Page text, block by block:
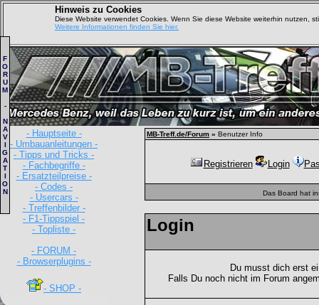
Hinweis zu Cookies
Diese Website verwendet Cookies. Wenn Sie diese Website weiterhin nutzen,
Weitere Informationen finden Sie hier.
- Hauptseite -
- Umbauanleitungen -
- Tipps und Tricks -
- Fachbegriffe -
- Ersatzteilpreise -
- Codes -
- Usercars -
- Treffenbilder -
- F1-Tippspiel -
- Topliste -
- FORUM -
- Browserplugins -
- SHOP -
F
O
R
U
M
-
N
A
V
I
G
A
T
I
O
N
MB-Treff.de/Forum » Benutzer Info
Registrieren Login
Das Board hat
Login
Du musst dich erst
Falls Du noch nicht im Forum